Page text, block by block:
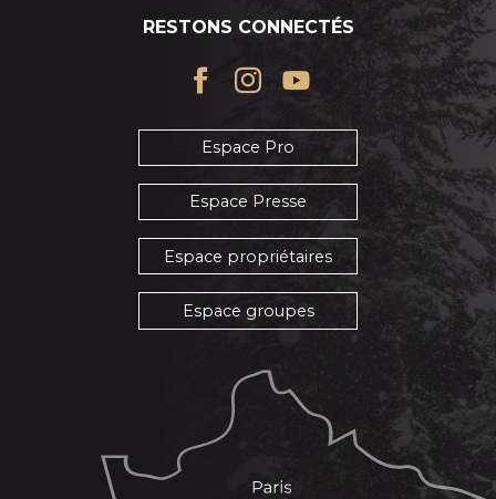
RESTONS CONNECTÉS
Espace Pro
Espace Presse
Espace propriétaires
Espace groupes